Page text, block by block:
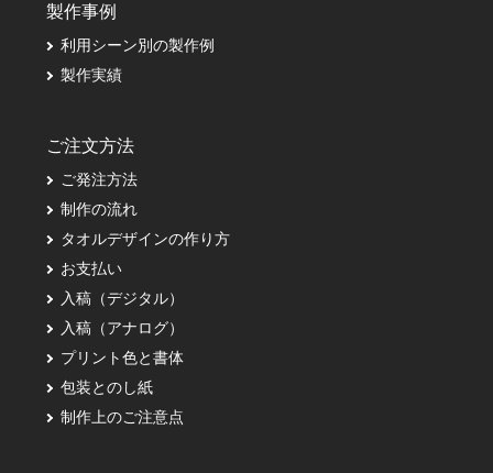
製作事例
利用シーン別の製作例
製作実績
ご注文方法
ご発注方法
制作の流れ
タオルデザインの作り方
お支払い
入稿（デジタル）
入稿（アナログ）
プリント色と書体
包装とのし紙
制作上のご注意点